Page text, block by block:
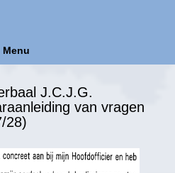
Menu
J.C.J.G.
van vragen
28)